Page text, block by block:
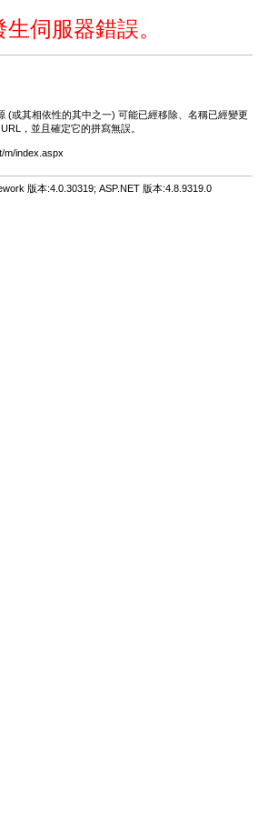
伺服器錯誤。
(或其相依性的其中之一) 可能已經移除、名稱已經變更
，並且確定它的拼寫無誤。
m/index.aspx
版本:4.0.30319; ASP.NET 版本:4.8.9319.0